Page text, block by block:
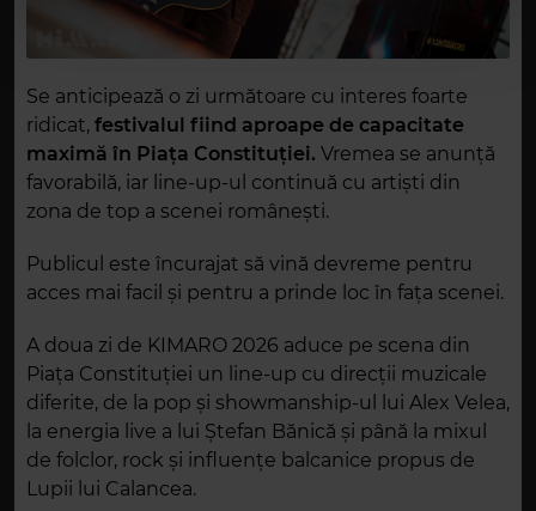
Se anticipează o zi următoare cu interes foarte
ridicat, festivalul fiind aproape de capacitate
maximă în Piața Constituției. Vremea se anunță
favorabilă, iar line-up-ul continuă cu artiști din
zona de top a scenei românești.
Publicul este încurajat să vină devreme pentru
acces mai facil și pentru a prinde loc în fața scenei.
A doua zi de KIMARO 2026 aduce pe scena din
Piața Constituției un line-up cu direcții muzicale
diferite, de la pop și showmanship-ul lui Alex Velea,
la energia live a lui Ștefan Bănică și până la mixul
de folclor, rock și influențe balcanice propus de
Lupii lui Calancea.